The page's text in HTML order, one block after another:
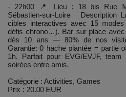
- 22h00 📍 Lieu : 18 bis Rue
Sébastien-sur-Loire Description
cibles interactives avec 15
défis chrono…). Bar sur place avec
dès 10 ans — 80% de nos
Garantie: 0 hache plantée = partie
1h. Parfait pour EVG/EVJF, team
soirées entre amis.
Catégorie : Activities, Games
Prix : 20.00 EUR